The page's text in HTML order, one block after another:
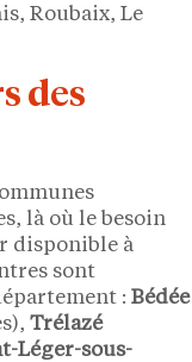
Roubaix, Le
des
là où le besoin
disponible à
sont
: Bédée
Trélazé
Léger-sous-